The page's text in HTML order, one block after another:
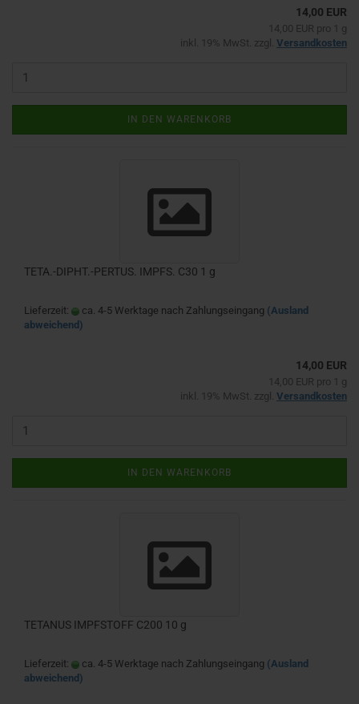
14,00 EUR
14,00 EUR pro 1 g
inkl. 19% MwSt. zzgl. Versandkosten
IN DEN WARENKORB
TETA.-DIPHT.-PERTUS. IMPFS. C30 1 g
Lieferzeit: ca. 4-5 Werktage nach Zahlungseingang (Ausland
abweichend)
14,00 EUR
14,00 EUR pro 1 g
inkl. 19% MwSt. zzgl. Versandkosten
IN DEN WARENKORB
TETANUS IMPFSTOFF C200 10 g
Lieferzeit: ca. 4-5 Werktage nach Zahlungseingang (Ausland
abweichend)